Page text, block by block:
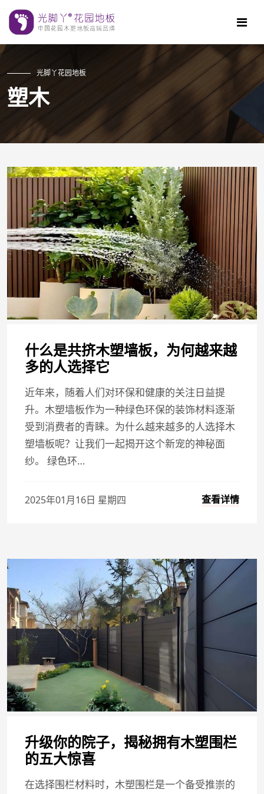
光脚丫花园地板
塑木
什么是共挤木塑墙板，为何越来越
多的人选择它
近年来，随着人们对环保和健康的关注日益提
升。木塑墙板作为一种绿色环保的装饰材料逐渐
受到消费者的青睐。为什么越来越多的人选择木
塑墙板呢？让我们一起揭开这个新宠的神秘面
纱。 绿色环…
2025年01月16日 星期四 查看详情
升级你的院子，揭秘拥有木塑围栏
的五大惊喜
在选择围栏材料时，木塑围栏是一个备受推崇的